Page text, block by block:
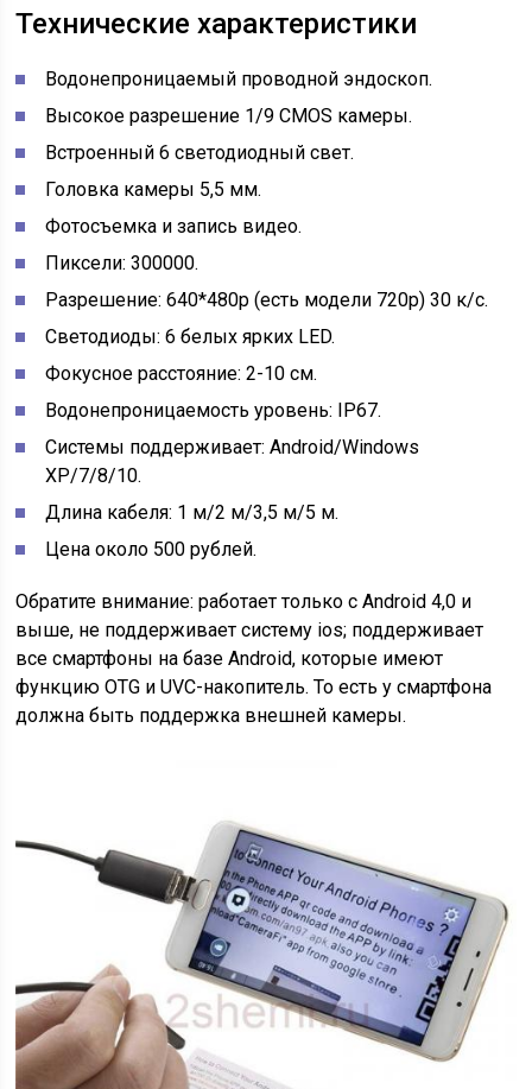
Технические характеристики
Водонепроницаемый проводной эндоскоп.
Высокое разрешение 1/9 CMOS камеры.
Встроенный 6 светодиодный свет.
Головка камеры 5,5 мм.
Фотосъемка и запись видео.
Пиксели: 300000.
Разрешение: 640*480p (есть модели 720р) 30 к/с.
Светодиоды: 6 белых ярких LED.
Фокусное расстояние: 2-10 см.
Водонепроницаемость уровень: IP67.
Системы поддерживает: Android/Windows
XP/7/8/10.
Длина кабеля: 1 м/2 м/3,5 м/5 м.
Цена около 500 рублей.
Обратите внимание: работает только с Android 4,0 и
выше, не поддерживает систему ios; поддерживает
все смартфоны на базе Android, которые имеют
функцию OTG и UVC-накопитель. То есть у смартфона
должна быть поддержка внешней камеры.